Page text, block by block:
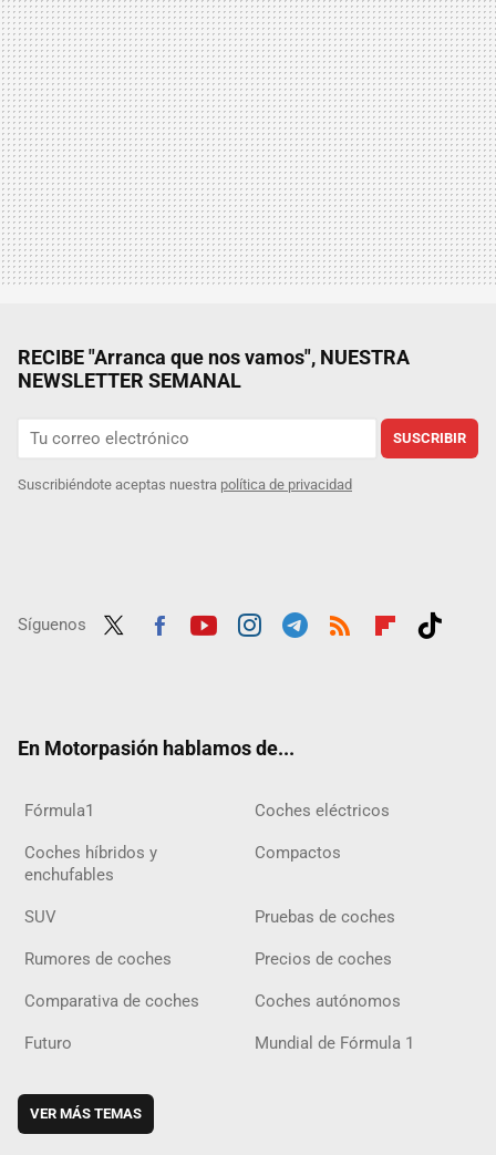
RECIBE "Arranca que nos vamos", NUESTRA
NEWSLETTER SEMANAL
SUSCRIBIR
Suscribiéndote aceptas nuestra política de privacidad
Síguenos
En Motorpasión hablamos de...
Fórmula1 Coches eléctricos
Coches híbridos y
enchufables
Compactos
SUV Pruebas de coches
Rumores de coches Precios de coches
Comparativa de coches Coches autónomos
Futuro Mundial de Fórmula 1
VER MÁS TEMAS